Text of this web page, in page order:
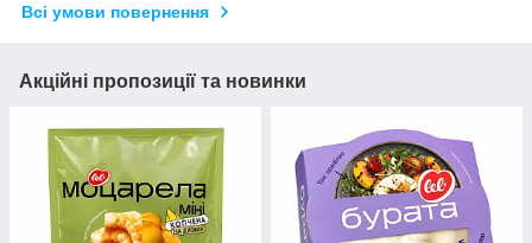
Всі умови повернення
Акційні пропозиції та новинки